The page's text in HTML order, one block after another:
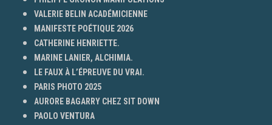
VALERIE BELIN ACADÉMICIENNE
MANIFESTE POÉTIQUE 2026
CATHERINE HENRIETTE.
MARINE LANIER, ALCHIMIA.
LE FAUX À L’ÉPREUVE DU VRAI.
PARIS PHOTO 2025
AURORE BAGARRY CHEZ SIT DOWN
PAOLO VENTURA